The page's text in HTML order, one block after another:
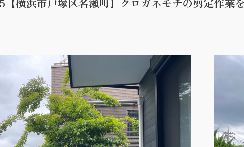
【横浜市戸塚区名瀬町】クロガネモチの剪定作業